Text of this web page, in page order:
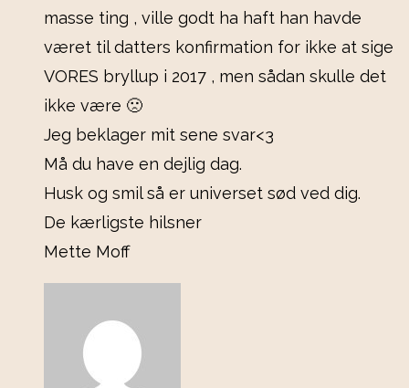
masse ting , ville godt ha haft han havde
været til datters konfirmation for ikke at sige
VORES bryllup i 2017 , men sådan skulle det
ikke være 🙁
Jeg beklager mit sene svar<3
Må du have en dejlig dag.
Husk og smil så er universet sød ved dig.
De kærligste hilsner
Mette Moff